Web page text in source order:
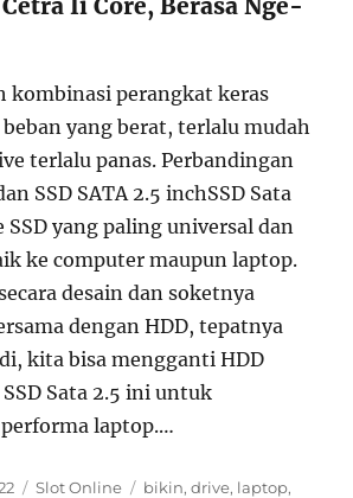
kombinasi perangkat keras
yang berat, terlalu mudah
terlalu panas. Perbandingan
SSD SATA 2.5 inchSSD Sata
SSD yang paling universal dan
ke computer maupun laptop.
desain dan soketnya
dengan HDD, tepatnya
kita bisa mengganti HDD
Sata 2.5 ini untuk
laptop.…
Categories
Slot Online Tags
bikin,drive, laptop,